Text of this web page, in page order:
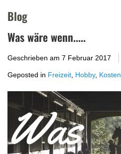
Blog
Was wäre wenn.....
Geschrieben am 7 Februar 2017
Geposted in Freizeit Hobby, Kosten